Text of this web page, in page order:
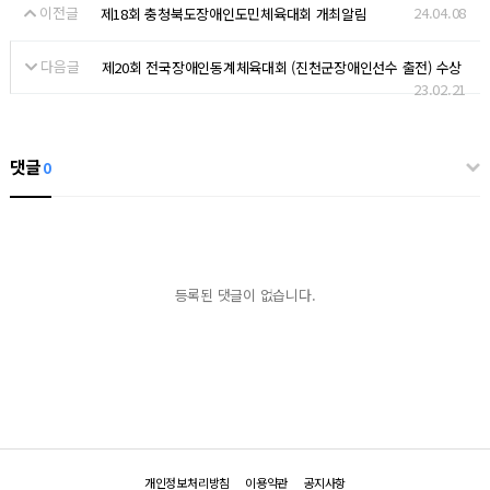
이전글 제18회 충청북도장애인도민체육대회 개최알림 24.04.08
다음글
제20회 전국장애인동계체육대회 (진천군장애인선수 출전) 수상
23.02.21
댓글0
등록된 댓글이 없습니다.
개인정보처리방침 이용약관 공지사항